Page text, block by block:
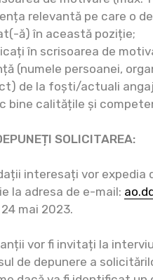
relevantă pe care o
ă) în această poziție;
în scrisoarea de
(numele persoanei,
de la foști/actuali
bine calitățile și
SOLICITAREA:
interesați vor expedia
la adresa de e-mail:
mai 2023.
vor fi invitați la
de depunere a